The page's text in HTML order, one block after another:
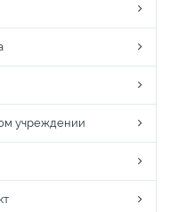
учреждении